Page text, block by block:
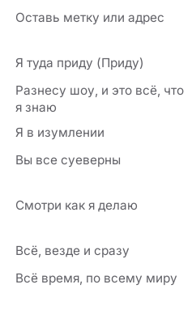
Оставь метку или адрес
Я туда приду (Приду)
Разнесу шоу, и это всё, что
я знаю
Я в изумлении
Вы все суеверны
Смотри как я делаю
Всё, везде и сразу
Всё время, по всему миру